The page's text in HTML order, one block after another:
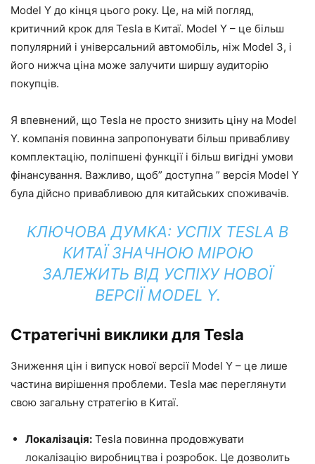
Model Y до кінця цього року. Це, на мій погляд,
критичний крок для Tesla в Китаї. Model Y – це більш
популярний і універсальний автомобіль, ніж Model 3, і
його нижча ціна може залучити ширшу аудиторію
покупців.
Я впевнений, що Tesla не просто знизить ціну на Model
Y. компанія повинна запропонувати більш привабливу
комплектацію, поліпшені функції і більш вигідні умови
фінансування. Важливо, щоб” доступна ” версія Model Y
була дійсно привабливою для китайських споживачів.
КЛЮЧОВА ДУМКА: УСПІХ TESLA В
КИТАЇ ЗНАЧНОЮ МІРОЮ
ЗАЛЕЖИТЬ ВІД УСПІХУ НОВОЇ
ВЕРСІЇ MODEL Y.
Стратегічні виклики для Tesla
Зниження цін і випуск нової версії Model Y – це лише
частина вирішення проблеми. Tesla має переглянути
свою загальну стратегію в Китаї.
Локалізація: Tesla повинна продовжувати
локалізацію виробництва і розробок. Це дозволить